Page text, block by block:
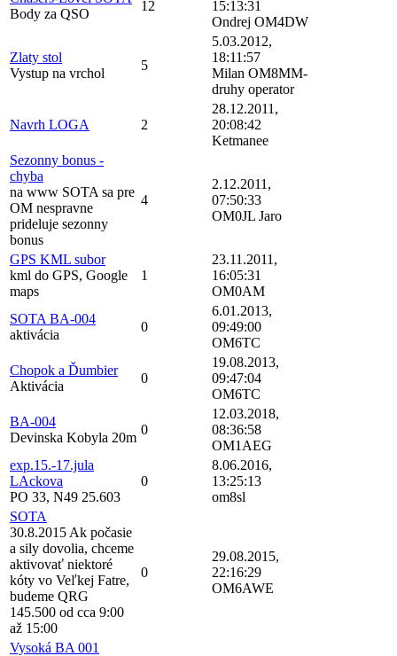
Body za QSO
12
15:13:31
Ondrej OM4DW
Zlaty stol
Vystup na vrchol
5
5.03.2012,
18:11:57
Milan OM8MM-
druhy operator
Navrh LOGA 2
28.12.2011,
20:08:42
Ketmanee
Sezonny bonus -
chyba
na www SOTA sa pre
OM nespravne
prideluje sezonny
bonus
4
2.12.2011,
07:50:33
OM0JL Jaro
GPS KML subor
kml do GPS, Google
maps
1
23.11.2011,
16:05:31
OM0AM
SOTA BA-004
aktivácia
0
6.01.2013,
09:49:00
OM6TC
Chopok a Ďumbier
Aktivácia
0
19.08.2013,
09:47:04
OM6TC
BA-004
Devinska Kobyla 20m
0
12.03.2018,
08:36:58
OM1AEG
exp.15.-17.jula
LAckova
PO 33, N49 25.603
0
8.06.2016,
13:25:13
om8sl
SOTA
30.8.2015 Ak počasie
a sily dovolia, chceme
aktivovať niektoré
kóty vo Veľkej Fatre,
budeme QRG
145.500 od cca 9:00
až 15:00
0
29.08.2015,
22:16:29
OM6AWE
Vysoká BA 001